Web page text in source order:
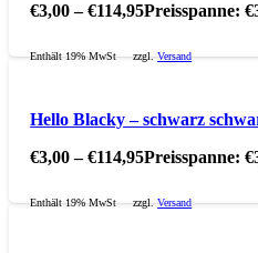
€3,00 –€114,95Preisspanne:
Enthält 19% MwSt zzgl.Versand
Hello Blacky – schwarz
€3,00 –€114,95Preisspanne:
Enthält 19% MwSt zzgl.Versand